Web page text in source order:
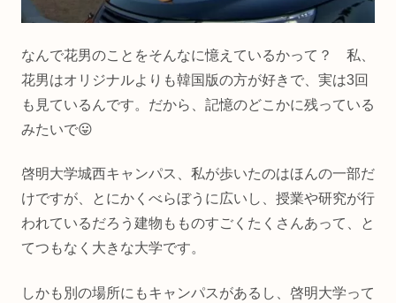
なんで花男のことをそんなに憶えているかって？ 私、
花男はオリジナルよりも韓国版の方が好きで、実は3回
も見ているんです。だから、記憶のどこかに残っている
みたいで😛
啓明大学城西キャンパス、私が歩いたのはほんの一部だ
けですが、とにかくべらぼうに広いし、授業や研究が行
われているだろう建物もものすごくたくさんあって、と
てつもなく大きな大学です。
しかも別の場所にもキャンパスがあるし、啓明大学って